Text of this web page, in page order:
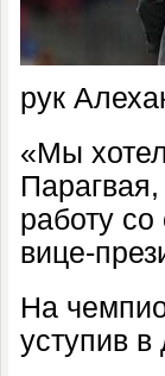
рук
«Мы
работу
вице-
На
уступив